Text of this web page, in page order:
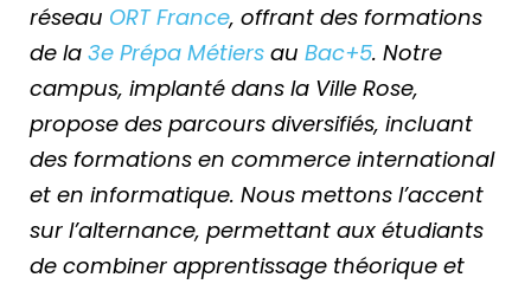
réseau ORT France, offrant des formations
de la 3e Prépa Métiers au Bac+5. Notre
campus, implanté dans la Ville Rose,
propose des parcours diversifiés, incluant
des formations en commerce international
et en informatique. Nous mettons l’accent
sur l’alternance, permettant aux étudiants
de combiner apprentissage théorique et